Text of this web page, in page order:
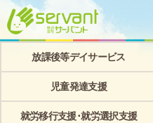
放課後等デイサービス
児童発達支援
就労移行支援･就労選択支援